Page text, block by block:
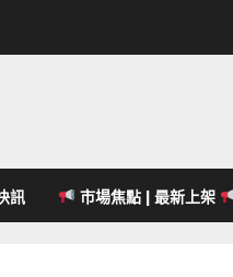
訊 市場焦點 | 最新上架